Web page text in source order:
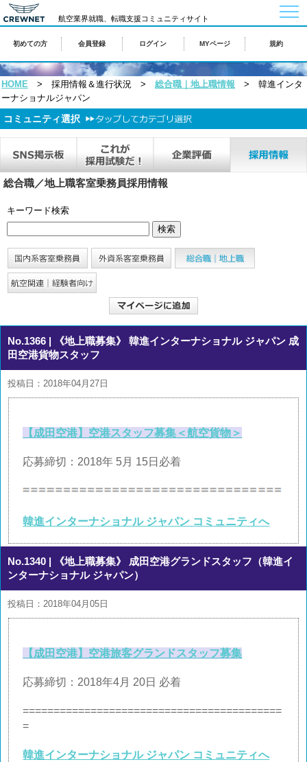
航空業界就職、転職支援コミュニティサイト
初めての方 会員登録 ログイン MYページ 規約
HOME > 採用情報＆進行状況 > 総合職｜地上職情報 > 韓進インタ
ーナショナルジャパン
コミュニティ選択
総合職／地上職客室乗務員採用情報
キーワード検索
No.1366 | 《地上職募集》 韓進インターナショナル ジャパン 成
田空港貨物スタッフ
投稿日：2018年04月27日
【成田空港】空港スタッフ募集＜航空貨物＞
応募締切：2018年 5月 15日必着
韓進インターナショナル ジャパン コミュニティへ
No.1340 | 《地上職募集》 成田空港グランドスタッフ（韓進イ
ンターナショナル ジャパン）
投稿日：2018年04月05日
【成田空港】空港旅客グランドスタッフ募集
応募締切：2018年4月 20日 必着
==========================================
=
韓進インターナショナル ジャパン コミュニティへ